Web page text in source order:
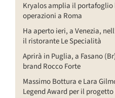
Kryalos amplia il
operazioni a Roma
Ha aperto ieri, a Venezia,
il ristorante Le Specialità
Aprirà in Puglia, a Fasano
brand Rocco Forte
Massimo Bottura e Lara
Legend Award per il